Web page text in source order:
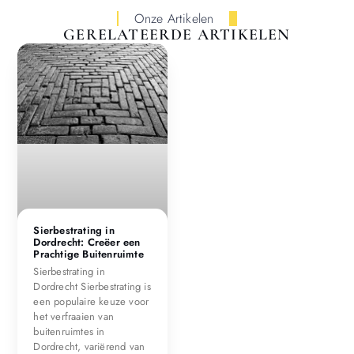
Onze Artikelen
GERELATEERDE ARTIKELEN
Sierbestrating in
Dordrecht: Creëer een
Prachtige Buitenruimte
Sierbestrating in
Dordrecht Sierbestrating is
een populaire keuze voor
het verfraaien van
buitenruimtes in
Dordrecht, variërend van